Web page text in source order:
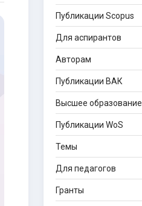
Публикации Scopus
Для аспирантов
Авторам
Публикации ВАК
Высшее образование
Публикации WoS
Темы
Для педагогов
Гранты